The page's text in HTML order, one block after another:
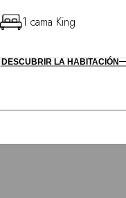
1 cama King
DESCUBRIR LA HABITACIÓN